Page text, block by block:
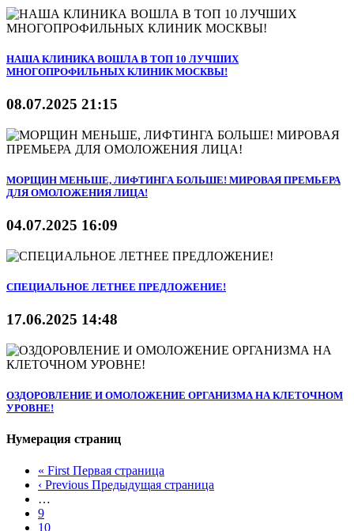
НАША КЛИНИКА ВОШЛА В ТОП 10 ЛУЧШИХ
МНОГОПРОФИЛЬНЫХ КЛИНИК МОСКВЫ!
08.07.2025 21:15
МОРЩИН МЕНЬШЕ, ЛИФТИНГА БОЛЬШЕ! МИРОВАЯ ПРЕМЬЕРА
ДЛЯ ОМОЛОЖЕНИЯ ЛИЦА!
04.07.2025 16:09
СПЕЦИАЛЬНОЕ ЛЕТНЕЕ ПРЕДЛОЖЕНИЕ!
17.06.2025 14:48
ОЗДОРОВЛЕНИЕ И ОМОЛОЖЕНИЕ ОРГАНИЗМА НА КЛЕТОЧНОМ
УРОВНЕ!
Нумерация страниц
« First Первая страница
‹ Previous Предыдущая страница
…
9
10